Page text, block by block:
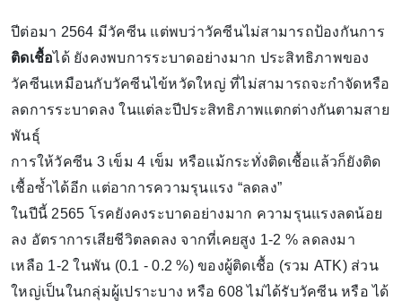
ปีต่อมา 2564 มีวัคซีน แต่พบว่าวัคซีนไม่สามารถป้องกันการ
ติดเชื้อได้ ยังคงพบการระบาดอย่างมาก ประสิทธิภาพของ
วัคซีนเหมือนกับวัคซีนไข้หวัดใหญ่ ที่ไม่สามารถจะกำจัดหรือ
ลดการระบาดลง ในแต่ละปีประสิทธิภาพแตกต่างกันตามสาย
พันธุ์
การให้วัคซีน 3 เข็ม 4 เข็ม หรือแม้กระทั่งติดเชื้อแล้วก็ยังติด
เชื้อซ้ำได้อีก แต่อาการความรุนแรง “ลดลง”
ในปีนี้ 2565 โรคยังคงระบาดอย่างมาก ความรุนแรงลดน้อย
ลง อัตราการเสียชีวิตลดลง จากที่เคยสูง 1-2 % ลดลงมา
เหลือ 1-2 ในพัน (0.1 - 0.2 %) ของผู้ติดเชื้อ (รวม ATK) ส่วน
ใหญ่เป็นในกลุ่มผู้เปราะบาง หรือ 608 ไม่ได้รับวัคซีน หรือ ได้